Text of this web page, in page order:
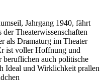
Jahrgang 1940, fährt
Theaterwissenschaften
als Dramaturg im Theater
ist voller Hoffnung und
beruflichen auch politische
Ideal und Wirklichkeit prallen